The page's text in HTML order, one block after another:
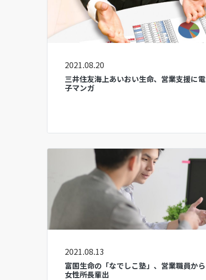
2021.08.20
三井住友海上あいおい生命、営業支援に電
子マンガ
2021.08.13
富国生命の「なでしこ塾」、営業職員から
女性所長輩出